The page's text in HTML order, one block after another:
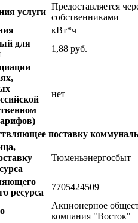
услуги
Предоставляется
собственниками
кВт*ч
для
1,88 руб.
нет
поставку
Тюменьэнергосбыт
ресурса
7705424509
Акционерное
компания "Восток"